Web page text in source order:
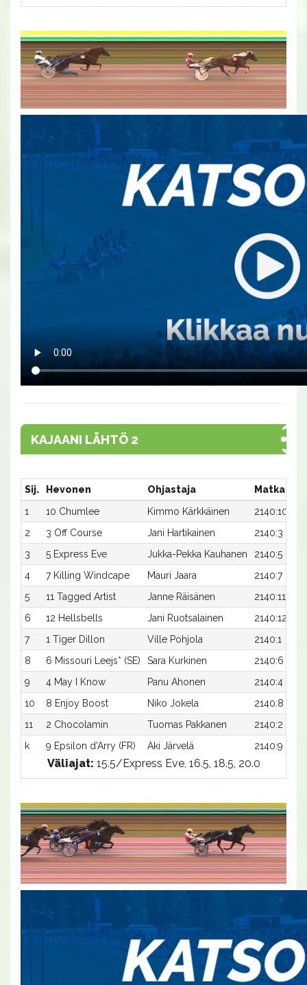
KAJAANI LÄHTÖ 2
Sij. Hevonen Ohjastaja
1
10 Chumlee Kimmo Kärkkäinen
2140:10
2
3 Off Course Jani Hartikainen
2140:3
3
5 Express Eve Jukka-Pekka Kauhanen
2140:5
4
7 Killing Windcape Mauri Jaara
2140:7
5
11 Tagged Artist Janne Räisänen
2140:11
6
12 Hellsbells Jani Ruotsalainen
2140:12
7
1 Tiger Dillon Ville Pohjola
2140:1
8
6 Missouri Leejs* (SE) Sara Kurkinen
2140:6
9
4 May I Know Panu Ahonen
2140:4
10
8 Enjoy Boost Niko Jokela
2140:8
11
2 Chocolamin Tuomas Pakkanen
2140:2
k
9 Epsilon d'Arry (FR) Aki Järvelä 2140:9
Väliajat: 15.5/Express Eve, 16.5, 18.5, 20.0